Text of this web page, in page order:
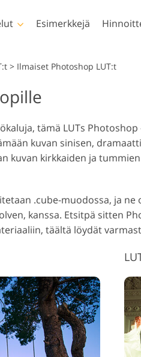
luomat mallit
vaatteille
valokuvien
muokkaus
AI-
Esimerkkejä
Photoshop
toiminnot
peittokuvat
tekstuurit
Actions -
Ps-
Häät
Kutsu
> Ilmaiset Photoshop LUT:t
tämä LUTs
kuvan sinisen,
kuvan kirkkaiden ja
.cube-muodossa, ja
kanssa. Etsitpä sitten
täältä löydät